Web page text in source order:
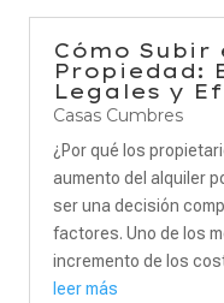
Cómo Subir
Propiedad:
Legales y
Casas Cumbres
¿Por qué los
aumento del alquiler
ser una decisión
factores. Uno de los
incremento de los
leer más